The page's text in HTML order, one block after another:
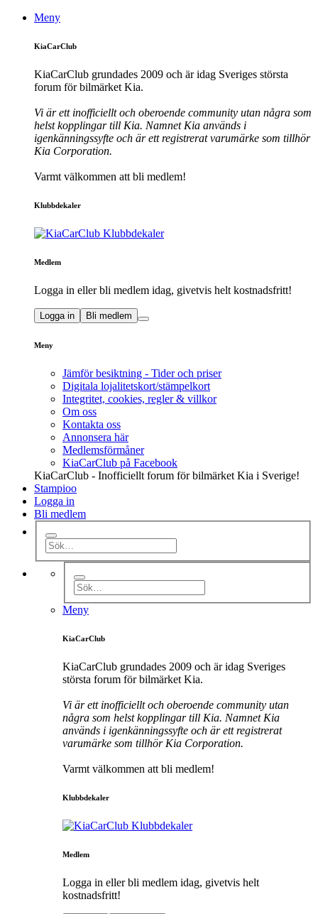
Meny
KiaCarClub
KiaCarClub grundades 2009 och är idag Sveriges största
forum för bilmärket Kia.
Vi är ett inofficiellt och oberoende community utan några som
helst kopplingar till Kia. Namnet Kia används i
igenkänningssyfte och är ett registrerat varumärke som tillhör
Kia Corporation.
Varmt välkommen att bli medlem!
Klubbdekaler
Medlem
Logga in eller bli medlem idag, givetvis helt kostnadsfritt!
Logga in Bli medlem
Meny
Jämför besiktning - Tider och priser
Digitala lojalitetskort/stämpelkort
Integritet, cookies, regler & villkor
Om oss
Kontakta oss
Annonsera här
Medlemsförmåner
KiaCarClub på Facebook
KiaCarClub - Inofficiellt forum för bilmärket Kia i Sverige!
Stampioo
Logga in
Bli medlem
Meny
KiaCarClub
KiaCarClub grundades 2009 och är idag Sveriges
största forum för bilmärket Kia.
Vi är ett inofficiellt och oberoende community utan
några som helst kopplingar till Kia. Namnet Kia
används i igenkänningssyfte och är ett registrerat
varumärke som tillhör Kia Corporation.
Varmt välkommen att bli medlem!
Klubbdekaler
Medlem
Logga in eller bli medlem idag, givetvis helt
kostnadsfritt!